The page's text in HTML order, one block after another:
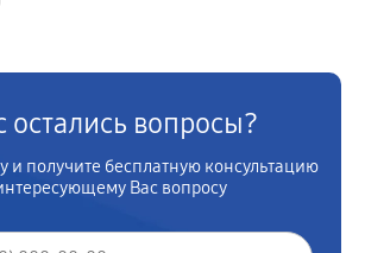
остались вопросы?
и получите бесплатную консультацию
Вас вопросу